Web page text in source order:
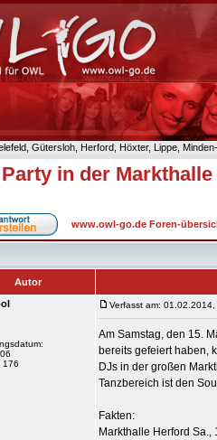
Gütersloh, Herford, Höxter, Lippe,
in der
www.owl-go.de Foren-
Autor
176
Verfasst am:
Am Samstag, den 15.
bereits gefeiert haben,
DJs in der großen
Tanzbereich ist den
Fakten:
Markthalle Herford